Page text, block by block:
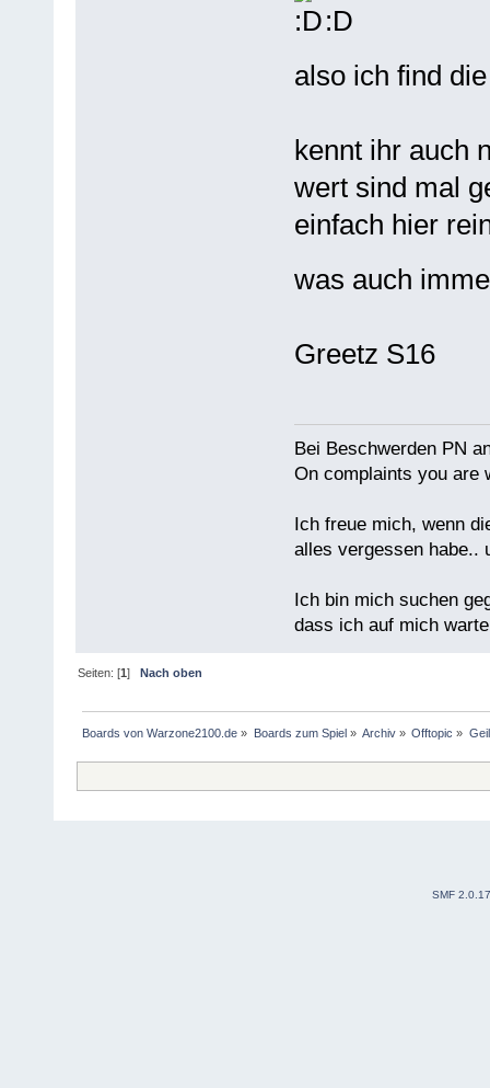
:D
also ich find
kennt ihr auch
wert sind mal
einfach hier
was auch
Greetz S16
Bei Beschwerden PN
On complaints you are
Ich freue mich, wenn
alles vergessen habe..
Ich bin mich suchen
dass ich auf mich
Seiten: [1] Nach oben
Boards von Warzone2100.de » Boards zum Spiel» Archiv» Offtopic »
SMF 2.0.17